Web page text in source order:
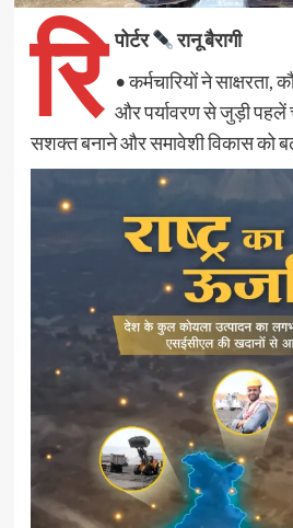
रि पोर्टर
रानू बैरागी
• कर्मचारियों ने
और पर्यावरण से जुड़ी पहलें
सशक्त बनाने और समावेशी विकास को